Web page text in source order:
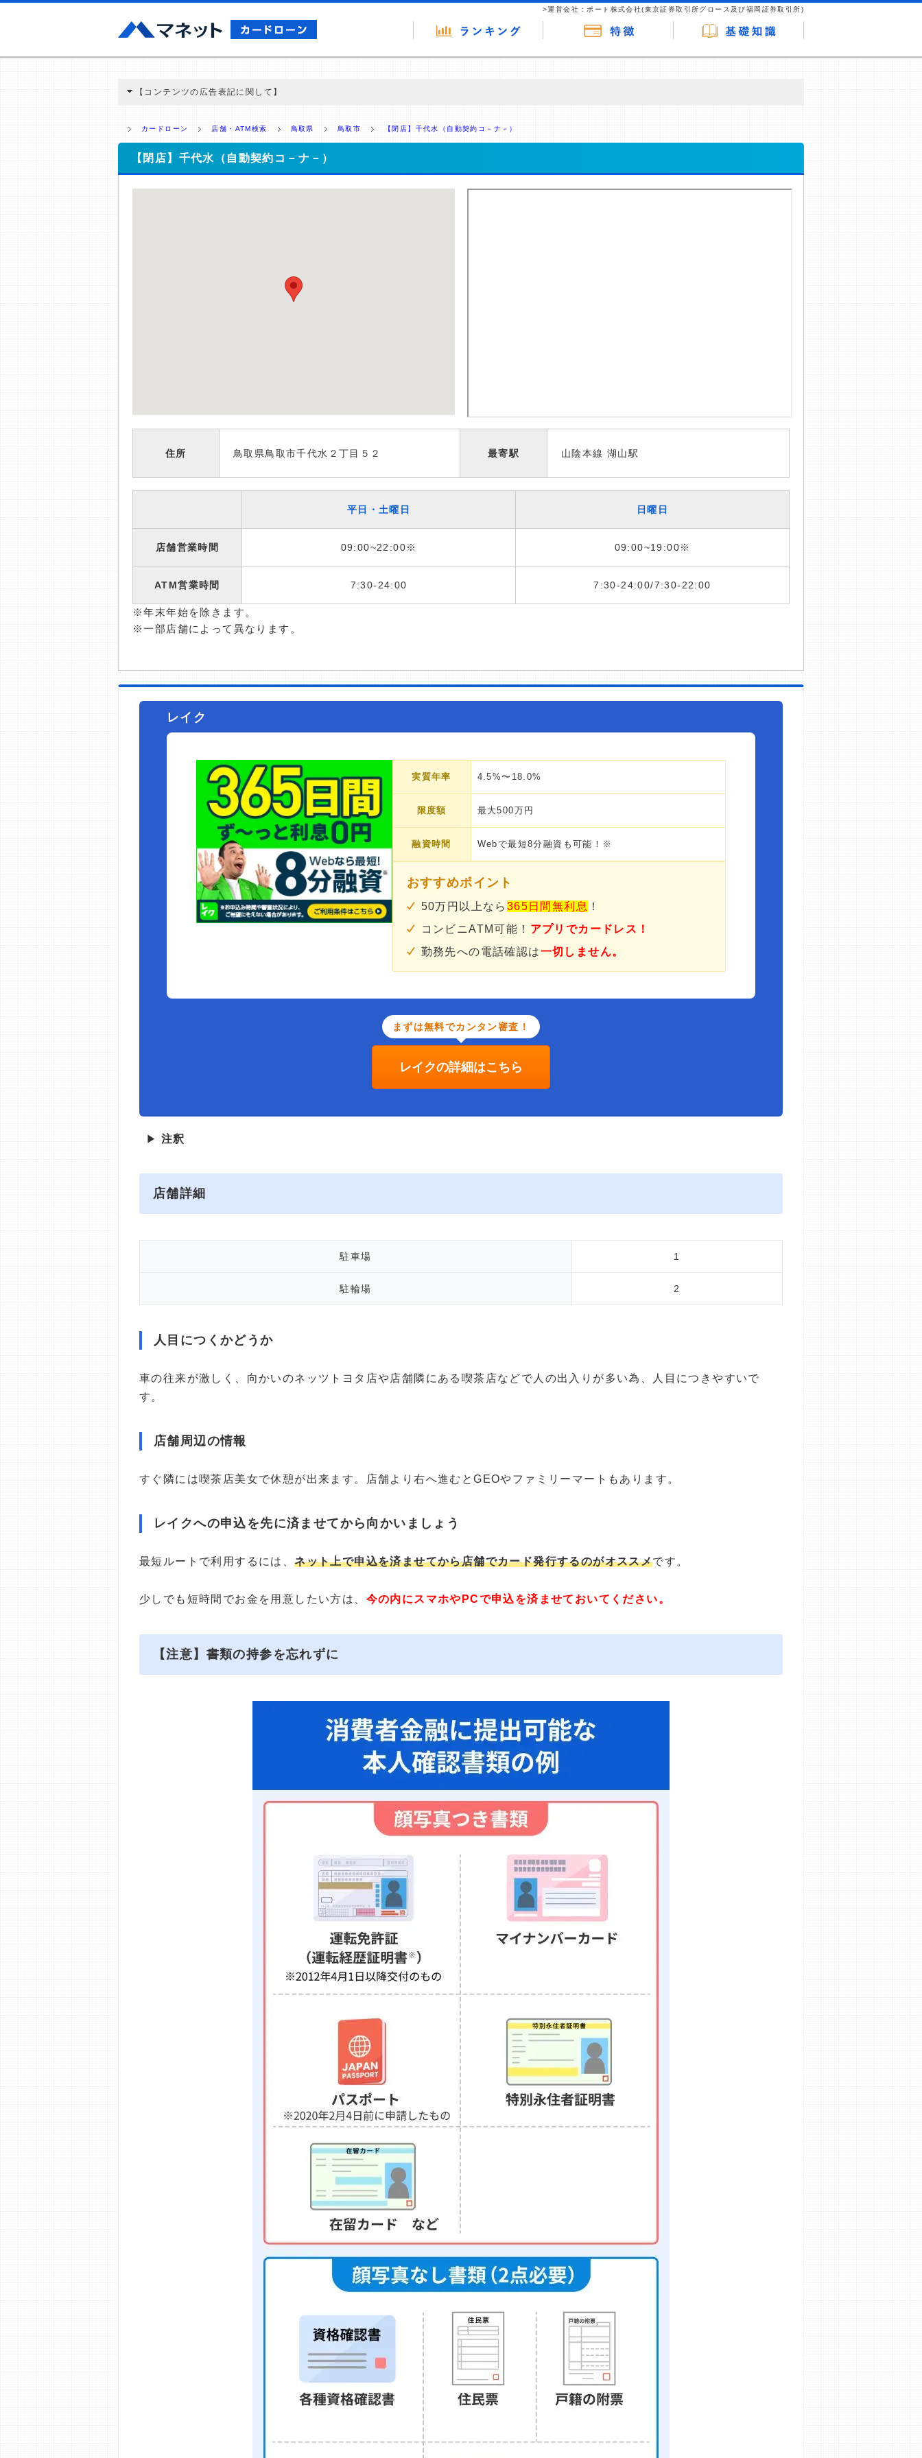
>運営会社：ポート株式会社(東京証券取引所グロース及び福岡証券取引所)
【コンテンツの広告表記に関して】
ミ収集などに基づき、公平性を担保した情報提供を行っています。
>提携企業一覧
カードローン 店舗・ATM検索 鳥取県 鳥取市 【閉店】千代水（自動契約コ－ナ－）
【閉店】千代水（自動契約コ－ナ－）
住所 鳥取県鳥取市千代水２丁目５２ 最寄駅 山陰本線 湖山駅
平日・土曜日 日曜日
店舗営業時間 09:00~22:00※ 09:00~19:00※
ATM営業時間 7:30-24:00 7:30-24:00/7:30-22:00
※年末年始を除きます。
※一部店舗によって異なります。
レイク
実質年率 4.5%〜18.0%
限度額 最大500万円
融資時間 Webで最短8分融資も可能！※
おすすめポイント
50万円以上なら 365日間無利息 ！
コンビニATM可能！ アプリでカードレス！
勤務先への電話確認は一切しません。
まずは無料でカンタン審査！
レイクの詳細はこちら
▶ 注釈
店舗詳細
駐車場 1
駐輪場 2
人目につくかどうか
車の往来が激しく、向かいのネッツトヨタ店や店舗隣にある喫茶店などで人の出入りが多い為、人目につきやすいで
す。
店舗周辺の情報
すぐ隣には喫茶店美女で休憩が出来ます。店舗より右へ進むとGEOやファミリーマートもあります。
レイクへの申込を先に済ませてから向かいましょう
最短ルートで利用するには、ネット上で申込を済ませてから店舗でカード発行するのがオススメです。
少しでも短時間でお金を用意したい方は、 今の内にスマホやPCで申込を済ませておいてください。
【注意】書類の持参を忘れずに